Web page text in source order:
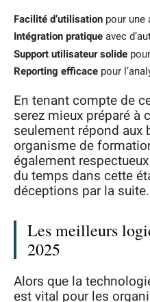
Facilité d’utilisation pour une
Intégration pratiqueavec
Support utilisateur solide
Reporting efficace pour
En tenant compte de
serez mieux préparé à
seulement répond aux
organisme de
également
du temps dans cette
déceptions par la suite.
Les meilleurs
2025
Alors que la
est vital pour les